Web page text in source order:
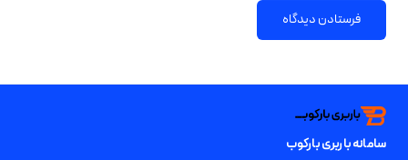
فرستادن دیدگاه
سامانه باربری بارکوب